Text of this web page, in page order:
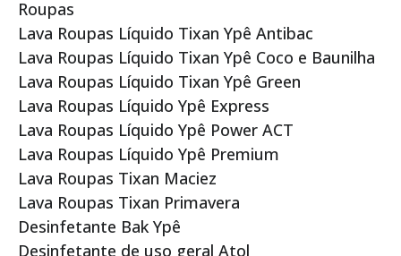
Roupas
Lava Roupas Líquido Tixan Ypê Antibac
Lava Roupas Líquido Tixan Ypê Coco e Baunilha
Lava Roupas Líquido Tixan Ypê Green
Lava Roupas Líquido Ypê Express
Lava Roupas Líquido Ypê Power ACT
Lava Roupas Líquido Ypê Premium
Lava Roupas Tixan Maciez
Lava Roupas Tixan Primavera
Desinfetante Bak Ypê
Desinfetante de uso geral Atol